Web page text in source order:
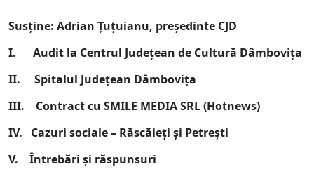
Susține: Adrian Țuțuianu, președinte CJD
I. Audit la Centrul Județean de Cultură Dâmbovița
II. Spitalul Județean Dâmbovița
III. Contract cu SMILE MEDIA SRL (Hotnews)
IV. Cazuri sociale – Răscăieți și Petrești
V. Întrebări și răspunsuri